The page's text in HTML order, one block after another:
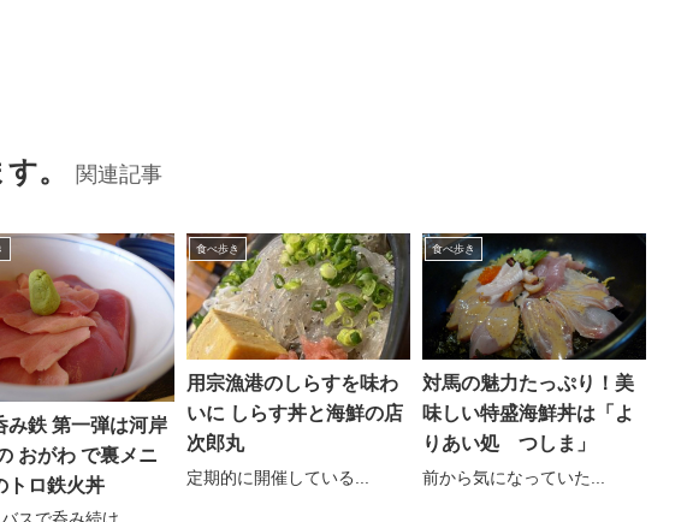
。 関連記事
み鉄 第一弾は河岸
おがわ で裏メニ
トロ鉄火丼
食べ歩き
用宗漁港のしらすを味わ
いに しらす丼と海鮮の店
次郎丸
定期的に開催している...
食べ歩き
対馬の魅力たっぷり！美
味しい特盛海鮮丼は「よ
りあい処 つしま」
前から気になっていた...